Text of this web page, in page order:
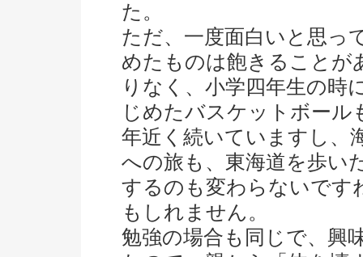
た。
ただ、一度面白いと思っ
めたものは飽きることが
りなく、小学四年生の時
じめたバスケットボール
年近く続いていますし、
への旅も、東海道を歩い
するのも変わらないです
もしれません。
勉強の場合も同じで、興